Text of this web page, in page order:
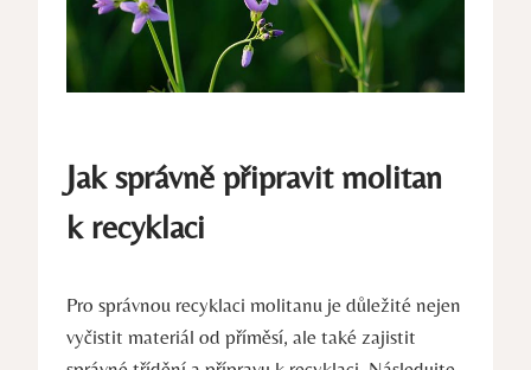
Jak správně připravit molitan
k recyklaci
Pro správnou recyklaci molitanu je důležité nejen
vyčistit materiál od příměsí, ale také zajistit